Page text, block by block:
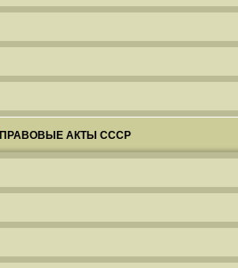
ПРАВОВЫЕ АКТЫ СССР